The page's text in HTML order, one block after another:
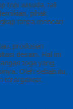
topi wisuda, tali
pihak
tanpa mencari
produsen
desain. Hal ini
toga yang
Oleh sebab itu,
terorganisir.